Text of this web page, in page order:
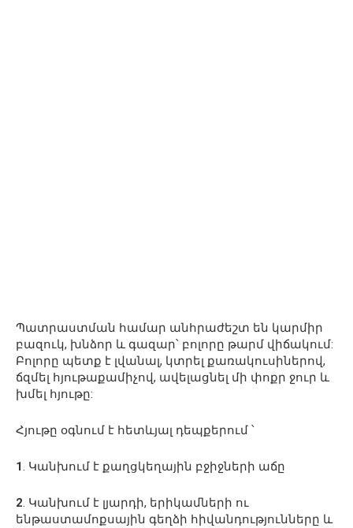
Պատրաստման համար անհրաժեշտ են կարմիր
բազուկ, խնձոր և գազար՝ բոլորը թարմ վիճակում:
Բոլորը պետք է լվանալ, կտրել քառակուսիներով,
ճզմել հյութաքամիչով, ավելացնել մի փոքր ջուր և
խմել հյութը:
Հյութը օգնում է հետևյալ դեպքերում ՝
1. Կանխում է քաղցկեղային բջիջների աճը
2. Կանխում է լյարդի, երիկամների ու
ենթաստամոքսային գեղձի հիվանդությունները և